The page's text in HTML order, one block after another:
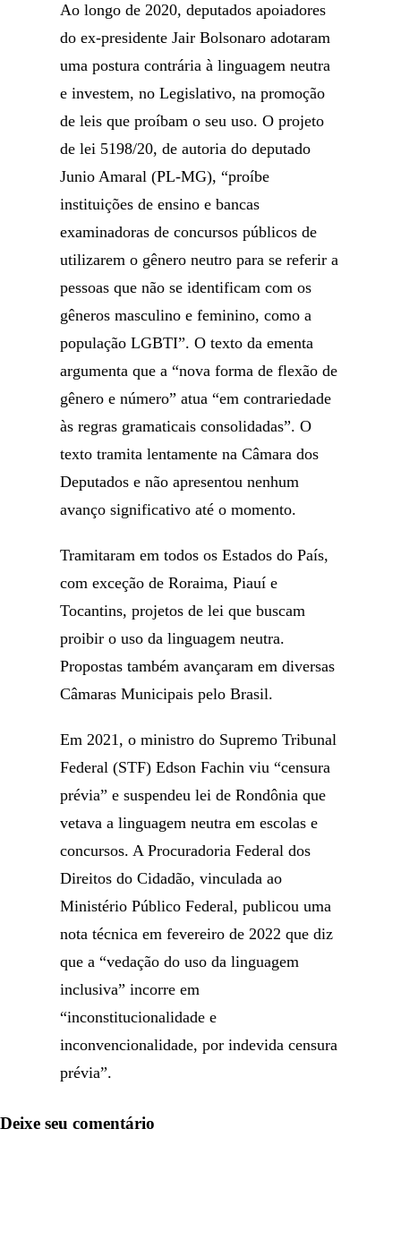
Ao longo de 2020, deputados apoiadores
do ex-presidente Jair Bolsonaro adotaram
uma postura contrária à linguagem neutra
e investem, no Legislativo, na promoção
de leis que proíbam o seu uso. O projeto
de lei 5198/20, de autoria do deputado
Junio Amaral (PL-MG), “proíbe
instituições de ensino e bancas
examinadoras de concursos públicos de
utilizarem o gênero neutro para se referir a
pessoas que não se identificam com os
gêneros masculino e feminino, como a
população LGBTI”. O texto da ementa
argumenta que a “nova forma de flexão de
gênero e número” atua “em contrariedade
às regras gramaticais consolidadas”. O
texto tramita lentamente na Câmara dos
Deputados e não apresentou nenhum
avanço significativo até o momento.
Tramitaram em todos os Estados do País,
com exceção de Roraima, Piauí e
Tocantins, projetos de lei que buscam
proibir o uso da linguagem neutra.
Propostas também avançaram em diversas
Câmaras Municipais pelo Brasil.
Em 2021, o ministro do Supremo Tribunal
Federal (STF) Edson Fachin viu “censura
prévia” e suspendeu lei de Rondônia que
vetava a linguagem neutra em escolas e
concursos. A Procuradoria Federal dos
Direitos do Cidadão, vinculada ao
Ministério Público Federal, publicou uma
nota técnica em fevereiro de 2022 que diz
que a “vedação do uso da linguagem
inclusiva” incorre em
“inconstitucionalidade e
inconvencionalidade, por indevida censura
prévia”.
Deixe seu comentário